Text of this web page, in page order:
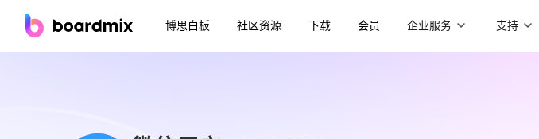
博思白板 社区资源 下载 会员 企业服务 支持